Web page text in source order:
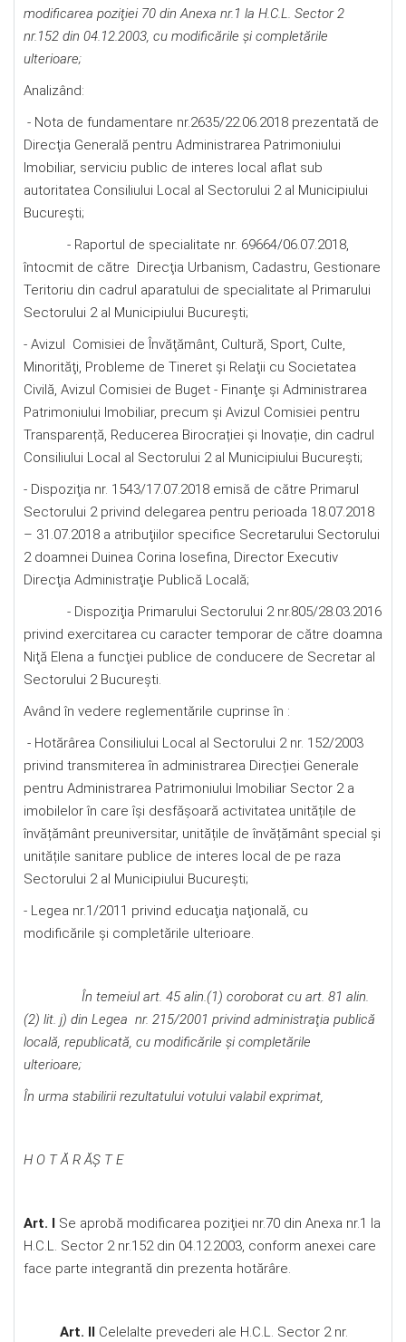
modificarea poziţiei 70 din Anexa nr.1 la H.C.L. Sector 2
nr.152 din 04.12.2003, cu modificările şi completările
ulterioare;
Analizând:
- Nota de fundamentare nr.2635/22.06.2018 prezentată de
Direcţia Generală pentru Administrarea Patrimoniului
Imobiliar, serviciu public de interes local aflat sub
autoritatea Consiliului Local al Sectorului 2 al Municipiului
Bucureşti;
- Raportul de specialitate nr. 69664/06.07.2018,
întocmit de către Direcţia Urbanism, Cadastru, Gestionare
Teritoriu din cadrul aparatului de specialitate al Primarului
Sectorului 2 al Municipiului Bucureşti;
- Avizul Comisiei de Învăţământ, Cultură, Sport, Culte,
Minorităţi, Probleme de Tineret şi Relaţii cu Societatea
Civilă, Avizul Comisiei de Buget - Finanţe şi Administrarea
Patrimoniului Imobiliar, precum şi Avizul Comisiei pentru
Transparență, Reducerea Birocrației și Inovație, din cadrul
Consiliului Local al Sectorului 2 al Municipiului Bucureşti;
- Dispoziţia nr. 1543/17.07.2018 emisă de către Primarul
Sectorului 2 privind delegarea pentru perioada 18.07.2018
– 31.07.2018 a atribuţiilor specifice Secretarului Sectorului
2 doamnei Duinea Corina Iosefina, Director Executiv
Direcţia Administraţie Publică Locală;
- Dispoziţia Primarului Sectorului 2 nr.805/28.03.2016
privind exercitarea cu caracter temporar de către doamna
Niţă Elena a funcţiei publice de conducere de Secretar al
Sectorului 2 Bucureşti.
Având în vedere reglementările cuprinse în :
- Hotărârea Consiliului Local al Sectorului 2 nr. 152/2003
privind transmiterea în administrarea Direcției Generale
pentru Administrarea Patrimoniului Imobiliar Sector 2 a
imobilelor în care își desfășoară activitatea unitățile de
învățământ preuniversitar, unitățile de învățământ special și
unitățile sanitare publice de interes local de pe raza
Sectorului 2 al Municipiului București;
- Legea nr.1/2011 privind educaţia naţională, cu
modificările şi completările ulterioare.
În temeiul art. 45 alin.(1) coroborat cu art. 81 alin.
(2) lit. j) din Legea nr. 215/2001 privind administraţia publică
locală, republicată, cu modificările şi completările
ulterioare;
În urma stabilirii rezultatului votului valabil exprimat,
H O T Ă R ĂŞ T E
Art. I Se aprobӑ modificarea poziţiei nr.70 din Anexa nr.1 la
H.C.L. Sector 2 nr.152 din 04.12.2003, conform anexei care
face parte integrantӑ din prezenta hotӑrâre.
Art. II Celelalte prevederi ale H.C.L. Sector 2 nr.